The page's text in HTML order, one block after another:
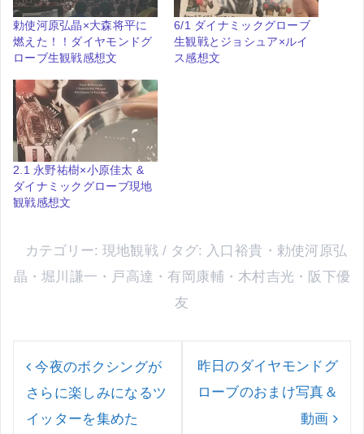
勅使河原弘晶×大森将平に
燃えた！！ダイヤモンドグ
ローブ生観戦感想文
6/1 ダイナミックグローブ
生観戦とジョシュア×ルイ
ス感想文
2.1 永野祐樹×小原佳太 &
ダイナミックグローブ現地
観戦感想文
カテゴリー: 現地観戦 タグ: 入口裕貴 ・ 勅使河原弘
晶 ・堀川謙一 ・ 戸高達 ・ 有岡康輔 ・ 木村吉光 ・ 阪下優
友
稿
ビ
ゲ
今夜のボクシングが
さらに楽しみになるツ
イッターを集めた
昨日のダイヤモンドグ
ローブのおまけ写真＆
動画